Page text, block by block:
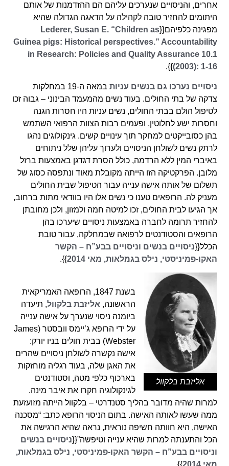
אחרים, והניסויים שנערכים עליהם הם ההזדמנות של אותם
היתומים להחזיר טובה לקהילה על הדאגה הגדולה שהיא
מפגינה כלפיהם{{Lederer, Susan E. “Children as
Guinea pigs: Historical perspectives.” Accountability
in Research: Policies and Quality Assurance 10.1
(2003): 1-16
}}.
ניסויים נערכו גם בנשים עניות
במאה ה-19 במחלקות
צדקה של בתי החולים. בעוד נשים מהמעמד הבינוני – גבוה זכו
לטיפול הולם בבתי החולים, נשים עניות היו חסרות הגנה
וחסרות ישע לחלוטין, ופעמים רבות הצוות הרפואי השתמש
בהן כסובייקטים למחקר תוך עינויים קשים. גינקולוגים נהגו
לרתק נשים לשולחן הניסויים ולערוך עליהן שלל ניתוחים
באיברי המין ללא הרדמה, כולל הסרת דגדגן באמצעות ברזל
מלובן. הפרקטיקה הזו הייתה מקובלת מאוד ונתפסה כסוג של
תשלום של אותה אישה ענייה עבור הטיפול שבית החולים
מעניק לה. הרופאים טענו כי נשים אלו היו בוודאי מתות ברחוב,
אך הגיעו לבית החולים, זכו למיטה חמה ולמזון, ולכן מחובתן
להחזיר תרומה לחברה באמצעות ניסויים שיערכו בהן
הרופאים והסטודנטים לרפואה שבמחלקה, עבור טובת
הכלל{{ניסויים בנשים וניסויים בבע”ח – הקשר
האקו-פמיניסטי, נילס בגמלאות, מאי 2014
}}.
אליזבת בלקוול
בשנת 1847, הרופאה האמריקאית
הראשונה, אליזבת בלקוול, תיעדה
ביומנה ניסוי שנערך על אישה ענייה
על ידי הרופא ג’יימס וובסטר (James
Webster) בבית חולים בניו יורק:
אישה נקשרה לשולחן ניסויים שהרים
את האגן שלה, בעוד רגליה מוחזקות
בארכוף כלפי מטה, וסטודנטים
לגינקולוגיה חקרו את איבר מינה.
למרות שהיה מדובר בהליך סטנדרטי – בלקוול הייתה מזועזעת
ממה שעשו לאותה האישה. בתום הניסוי הרופא כתב: “מסכנה
האישה, היא חוותה חשיפה נוראית, נראה שהיא הרגישה את
הכל והתענתה למרות שהיא ענייה וטיפשה”{{ניסויים בנשים
וניסויים בבע”ח – הקשר האקו-פמיניסטי, נילס בגמלאות,
מאי 2014
}}.